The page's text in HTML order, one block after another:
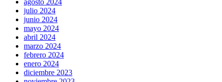
agosto 2024
julio 2024
junio 2024
mayo 2024
abril 2024
marzo 2024
febrero 2024
enero 2024
diciembre 2023